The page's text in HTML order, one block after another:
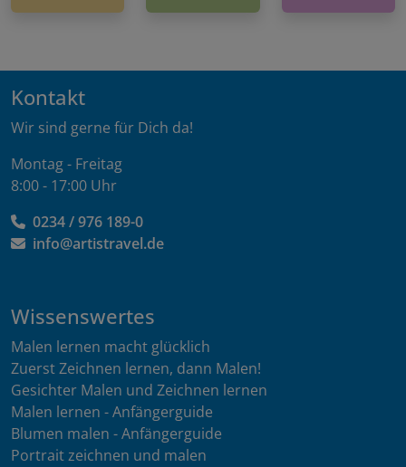
Kontakt
Wir sind gerne für Dich da!
Montag - Freitag
8:00 - 17:00 Uhr
0234 / 976 189-0
info@artistravel.de
Wissenswertes
Malen lernen macht glücklich
Zuerst Zeichnen lernen, dann Malen!
Gesichter Malen und Zeichnen lernen
Malen lernen - Anfängerguide
Blumen malen - Anfängerguide
Portrait zeichnen und malen